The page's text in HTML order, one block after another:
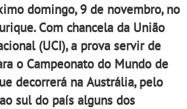
domingo, 9 de novembro, no
Com chancela da União
(UCI), a prova servir de
o Campeonato do Mundo de
decorrerá na Austrália, pelo
sul do país alguns dos